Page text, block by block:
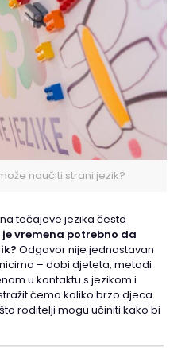
naučiti strani jezik?
tečajeve jezika često
je vremena potrebno da
Odgovor nije jednostavan
– dobi djeteta, metodi
u kontaktu s jezikom i
ćemo koliko brzo djeca
roditelji mogu učiniti kako bi